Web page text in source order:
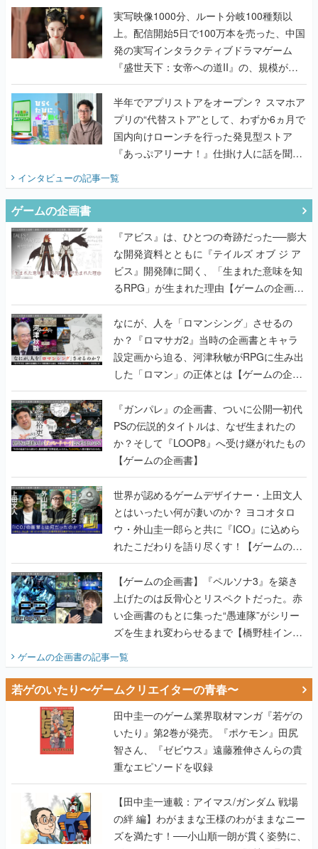
んだレジェンド2人に訊く開発秘話
実写映像1000分、ルート分岐100種類以
上。配信開始5日で100万本を売った、中国
発の実写インタラクティブドラマゲーム
『盛世天下：女帝への道II』の、規模が違
うこだわりをプロデューサーに聞いた
半年でアプリストアをオープン？ スマホア
プリの“代替ストア”として、わずか6ヵ月で
国内向けローンチを行った発見型ストア
『あっぷアリーナ！』仕掛け人に話を聞い
インタビューの記事一覧
ゲームの企画書
『アビス』は、ひとつの奇跡だった──膨大
な開発資料とともに『テイルズ オブ ジ ア
ビス』開発陣に聞く、「生まれた意味を知
るRPG」が生まれた理由【ゲームの企画
書】
なにが、人を「ロマンシング」させるの
か？『ロマサガ2』当時の企画書とキャラ
設定画から迫る、河津秋敏がRPGに生み出
した「ロマン」の正体とは【ゲームの企画
書】
『ガンパレ』の企画書、ついに公開━初代
PSの伝説的タイトルは、なぜ生まれたの
か？そして『LOOP8』へ受け継がれたもの
【ゲームの企画書】
世界が認めるゲームデザイナー・上田文人
とはいったい何が凄いのか？ ヨコオタロ
ウ・外山圭一郎らと共に『ICO』に込めら
れたこだわりを語り尽くす！【ゲームの企
画書】
【ゲームの企画書】『ペルソナ3』を築き
上げたのは反骨心とリスペクトだった。赤
い企画書のもとに集った“愚連隊”がシリー
ズを生まれ変わらせるまで【橋野桂インタ
ゲームの企画書の記事一覧
若ゲのいたり〜ゲームクリエイターの青春〜
田中圭一のゲーム業界取材マンガ『若ゲの
いたり』第2巻が発売。『ポケモン』田尻
智さん、『ゼビウス』遠藤雅伸さんらの貴
重なエピソードを収録
【田中圭一連載：アイマス/ガンダム 戦場
の絆 編】わがままな王様のわがままなニー
ズを満たす！──小山順一朗が貫く姿勢に、